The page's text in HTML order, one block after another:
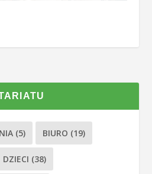
(5) BIURO (19)
DZIECI (38)